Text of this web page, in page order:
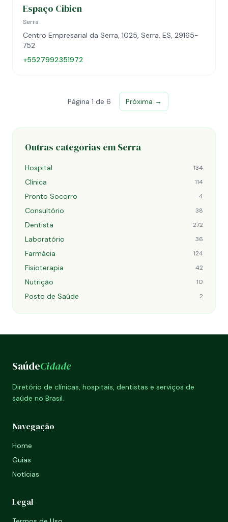
Espaço Cibien
Serra
Centro Empresarial da Serra, 1025, Serra, ES, 29165-
752
+5527992351972
Página 1 de 6 Próxima →
Outras categorias em Serra
Hospital 134
Clínica 114
Pronto Socorro 4
Consultório 38
Dentista 272
Laboratório 36
Farmácia 124
Fisioterapia 42
Nutrição 10
Posto de Saúde 2
SaúdeCidade
Diretório de clínicas, hospitais, dentistas e serviços de
saúde no Brasil.
Navegação
Home
Guias
Notícias
Legal